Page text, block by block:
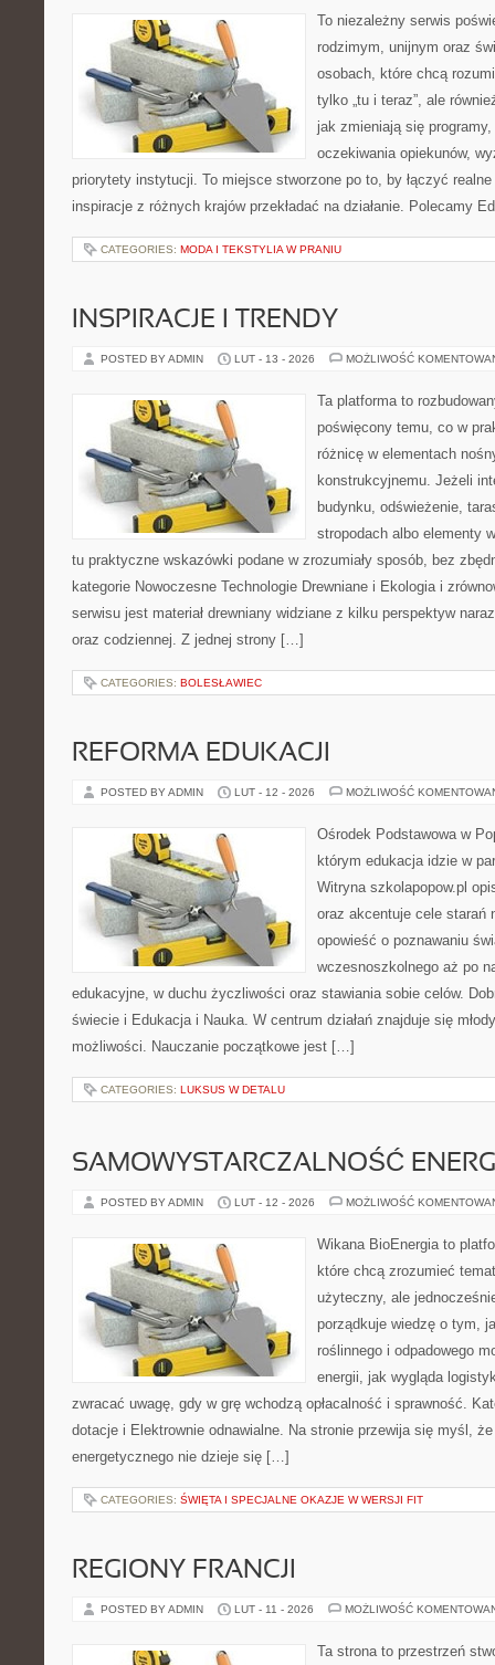
To niezależny serwis
rodzimym, unijnym oraz
osobach, które chcą
tylko „tu i teraz”, ale
jak zmieniają się
oczekiwania opiekunów,
priorytety instytucji. To miejsce stworzone po to, by łączyć
inspiracje z różnych krajów przekładać na działanie. Polecamy
CATEGORIES: MODA I TEKSTYLIA W PRANIU
INSPIRACJE I TRENDY
POSTED BY ADMIN LUT - 13 - 2026 MOŻLIWOŚĆ
Ta platforma to
poświęcony temu, co w
różnicę w elementach
konstrukcyjnemu. Jeżeli
budynku, odświeżenie,
stropodach albo elementy
tu praktyczne wskazówki podane w zrozumiały sposób, bez
kategorie Nowoczesne Technologie Drewniane i Ekologia i
serwisu jest materiał drewniany widziane z kilku perspektyw
oraz codziennej. Z jednej strony […]
CATEGORIES: BOLESŁAWIEC
REFORMA EDUKACJI
POSTED BY ADMIN LUT - 12 - 2026 MOŻLIWOŚĆ
Ośrodek Podstawowa w
którym edukacja idzie w
Witryna szkolapopow.pl
oraz akcentuje cele starań
opowieść o poznawaniu
wczesnoszkolnego aż po
edukacyjne, w duchu życzliwości oraz stawiania sobie celów.
świecie i Edukacja i Nauka. W centrum działań znajduje się
możliwości. Nauczanie początkowe jest […]
CATEGORIES: LUKSUS W DETALU
SAMOWYSTARCZALNOŚĆ
POSTED BY ADMIN LUT - 12 - 2026 MOŻLIWOŚĆ
Wikana BioEnergia to
które chcą zrozumieć
użyteczny, ale
porządkuje wiedzę o tym,
roślinnego i odpadowego
energii, jak wygląda
zwracać uwagę, gdy w grę wchodzą opłacalność i sprawność.
dotacje i Elektrownie odnawialne. Na stronie przewija się myśl,
energetycznego nie dzieje się […]
CATEGORIES: ŚWIĘTA I SPECJALNE OKAZJE W WERSJI FIT
REGIONY FRANCJI
POSTED BY ADMIN LUT - 11 - 2026 MOŻLIWOŚĆ
Ta strona to przestrzeń